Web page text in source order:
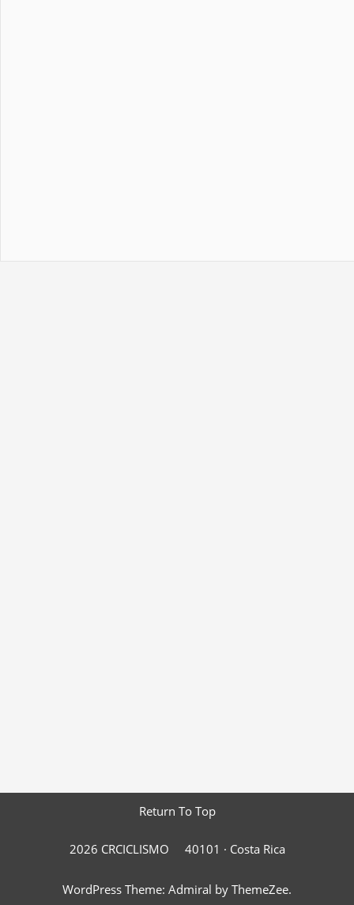
Return To Top
2026 CRCICLISMO 40101 · Costa Rica
WordPress Theme: Admiral by ThemeZee.